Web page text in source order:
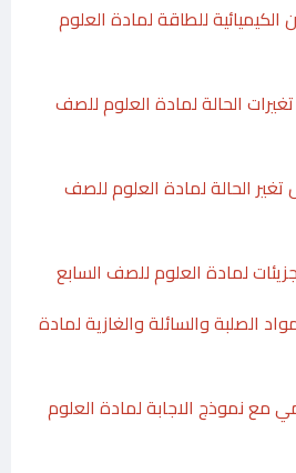
للطاقة لمادة العلوم
الحالة لمادة العلوم للصف
الحالة لمادة العلوم للصف
لمادة العلوم للصف السابع
الصلبة والسائلة والغازية لمادة
نموذج الاجابة لمادة العلوم